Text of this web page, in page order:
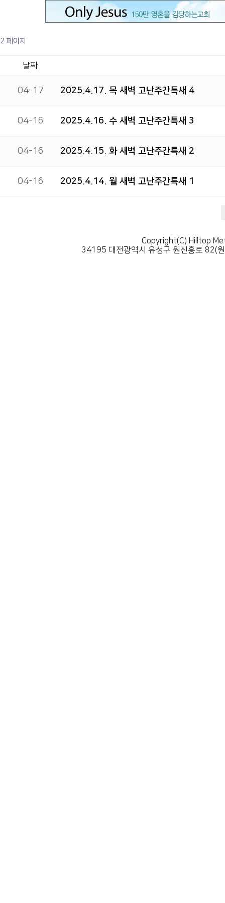
2 페이지
날짜
04-17 2025.4.17. 목 새벽 고난주간특새 4
04-16 2025.4.16. 수 새벽 고난주간특새 3
04-16 2025.4.15. 화 새벽 고난주간특새 2
04-16 2025.4.14. 월 새벽 고난주간특새 1
Copyright(C) Hilltop
34195 대전광역시 유성구 원신흥로